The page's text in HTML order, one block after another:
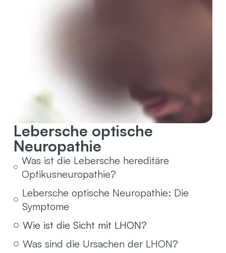
Lebersche optische
Neuropathie
Was ist die Lebersche hereditäre
Optikusneuropathie?
Lebersche optische Neuropathie: Die
Symptome
Wie ist die Sicht mit LHON?
Was sind die Ursachen der LHON?